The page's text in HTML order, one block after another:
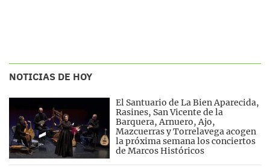
NOTICIAS DE HOY
El Santuario de La Bien Aparecida,
Rasines, San Vicente de la
Barquera, Arnuero, Ajo,
Mazcuerras y Torrelavega acogen
la próxima semana los conciertos
de Marcos Históricos